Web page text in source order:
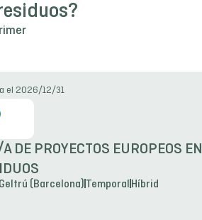
el 2026/12/31
DE PROYECTOS EUROPEOS EN
(Barcelona) Temporal Híbrid